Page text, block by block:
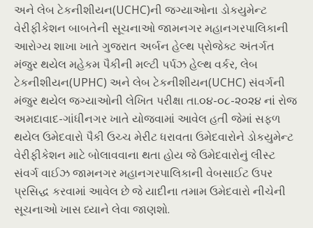
અને લેબ ટેકનીશીયન(UCHC)ની જગ્યાઓના ડોકયુમેન્ટ
વેરીફીકેશન બાબતેની સૂચનાઓ જામનગર મહાનગરપાલિકાની
આરોગ્ય શાખા ખાતે ગુજરાત અર્બન હેલ્થ પ્રોજેક્ટ અંતર્ગત
મંજુર થયેલ મહેકમ પૈકીની મલ્ટી પર્પઝ હેલ્થ વર્કર, લેબ
ટેકનીશીયન(UPHC) અને લેબ ટેકનીશીયન(UCHC) સંવર્ગની
મંજુર થયેલ જગ્યાઓની લેખિત પરીક્ષા તા.૦૪-૦૮-૨૦૨૪ નાં રોજ
અમદાવાદ-ગાંધીનગર ખાતે યોજવામાં આવેલ હતી જેમાં સફળ
થયેલ ઉમેદવારો પૈકી ઉચ્ચ મેરીટ ધરાવતા ઉમેદવારોને ડોકયુમેન્ટ
વેરીફીકેશન માટે બોલાવવાના થતા હોય જે ઉમેદવારોનું લીસ્ટ
સંવર્ગ વાઈઝ જામનગર મહાનગરપાલિકાની વેબસાઈટ ઉપર
પ્રસિદ્ધ કરવામાં આવેલ છે જે યાદીના તમામ ઉમેદવારો નીચેની
સૂચનાઓ ખાસ ધ્યાને લેવા જાણશો.